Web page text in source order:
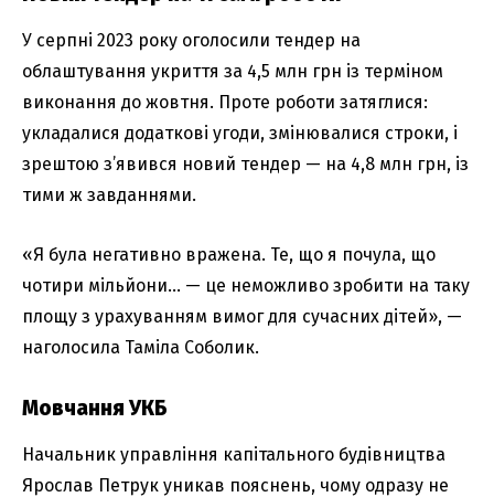
У серпні 2023 року оголосили тендер на
облаштування укриття за 4,5 млн грн із терміном
виконання до жовтня. Проте роботи затяглися:
укладалися додаткові угоди, змінювалися строки, і
зрештою з’явився новий тендер — на 4,8 млн грн, із
тими ж завданнями.
«Я була негативно вражена. Те, що я почула, що
чотири мільйони… — це неможливо зробити на таку
площу з урахуванням вимог для сучасних дітей», —
наголосила Таміла Соболик.
Мовчання УКБ
Начальник управління капітального будівництва
Ярослав Петрук уникав пояснень, чому одразу не